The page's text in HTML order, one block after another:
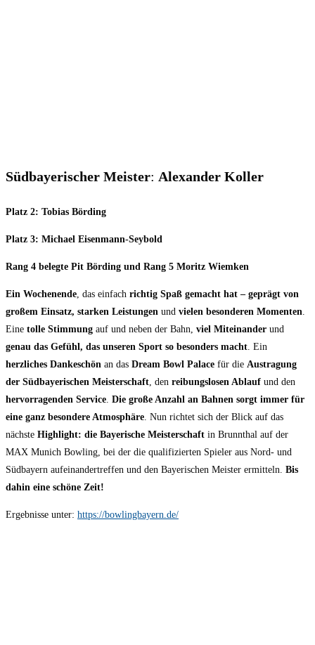
Südbayerischer Meister: Alexander Koller
Platz 2: Tobias Börding
Platz 3: Michael Eisenmann-Seybold
Rang 4 belegte Pit Börding und Rang 5 Moritz Wiemken
Ein Wochenende , das einfach richtig Spaß gemacht hat – geprägt von
großem Einsatz, starken Leistungen und vielen besonderen Momenten
Eine tolle Stimmung auf und neben der Bahn, viel Miteinander und
genau das Gefühl, das unseren Sport so besonders macht . Ein
herzliches Dankeschön an das Dream Bowl Palace für die Austragung
der Südbayerischen Meisterschaft , den reibungslosen Ablauf und den
hervorragenden Service Die große Anzahl an Bahnen sorgt immer für
eine ganz besondere Atmosphäre . Nun richtet sich der Blick auf das
nächste Highlight: die Bayerische Meisterschaft in Brunnthal auf der
MAX Munich Bowling, bei der die qualifizierten Spieler aus Nord- und
Südbayern aufeinandertreffen und den Bayerischen Meister ermitteln. Bis
dahin eine schöne Zeit!
Ergebnisse unter: https://bowlingbayern.de/